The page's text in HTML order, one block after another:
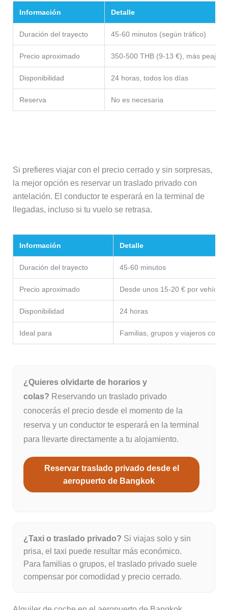
Información Detalle
Duración del trayecto 45-60 minutos (según tráfico)
Precio aproximado 350-500 THB (9-13 €), más peajes
Disponibilidad 24 horas, todos los días
Reserva No es necesaria
Si prefieres viajar con el precio cerrado y sin sorpresas,
la mejor opción es reservar un traslado privado con
antelación. El conductor te esperará en la terminal de
llegadas, incluso si tu vuelo se retrasa.
Información Detalle
Duración del trayecto 45-60 minutos
Precio aproximado Desde unos 15-20 € por vehículo
Disponibilidad 24 horas
Ideal para Familias, grupos y viajeros con
¿Quieres olvidarte de horarios y
colas? Reservando un traslado privado
conocerás el precio desde el momento de la
reserva y un conductor te esperará en la terminal
para llevarte directamente a tu alojamiento.
Reservar traslado privado desde el
aeropuerto de Bangkok
¿Taxi o traslado privado? Si viajas solo y sin
prisa, el taxi puede resultar más económico.
Para familias o grupos, el traslado privado suele
compensar por comodidad y precio cerrado.